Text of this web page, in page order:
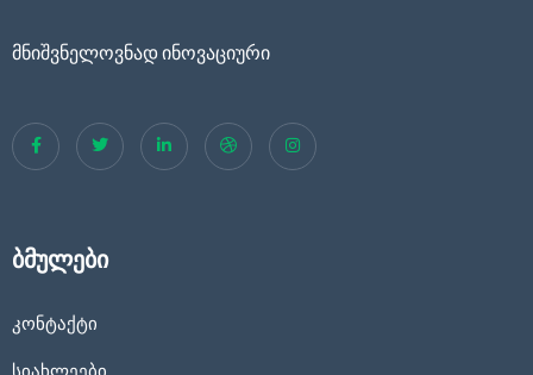
მნიშვნელოვნად ინოვაციური
ბმულები
კონტაქტი
სიახლეები